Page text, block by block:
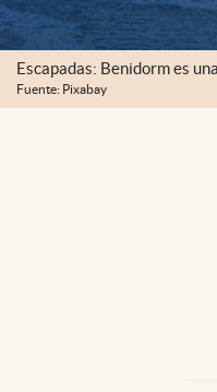
Escapadas: Benidorm es
Fuente: Pixabay